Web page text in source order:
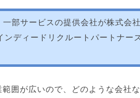
部サービスの提供会社が株式会社
ンディードリクルートパートナー
囲が広いので、どのような会社